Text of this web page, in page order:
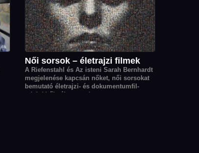
Női sorsok – életrajzi filmek
A Riefenstahl és Az isteni Sarah Bernhardt
megjelenése kapcsán nőket, női sorsokat
bemutató életrajzi- és dokumentumfil­
mjeinkből válogattunk.